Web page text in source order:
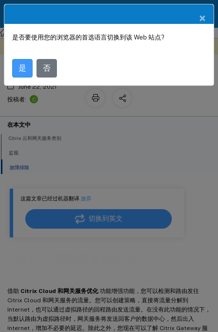
Citrix SD-WAN Citrix SD-WAN 11.2
这篇文章已经过机器翻译.放弃
切换到英文
借助 Citrix Cloud 和网关服务优化功能增强功能，您可以检测和路由发往
Citrix Cloud 和网关服务的流量。您可以创建策略，直接将流量分解到
Internet，也可以通过虚拟路径的回程路由发送流量。在没有此功能的情况下，
当默认路由为虚拟路径时，网关服务将发送回客户的数据中心，然后出入
Internet，增加不必要的延迟。除此之外，您现在可以了解 Citrix Gateway 服
Citrix 云和网关服务优化
June 22, 2021
投稿者:
C
在本文中
Citrix 云和网关服务类别
监视
故障排除
×
是否要使用您的浏览器的首选语言切换到该 Web 站点?
是 否